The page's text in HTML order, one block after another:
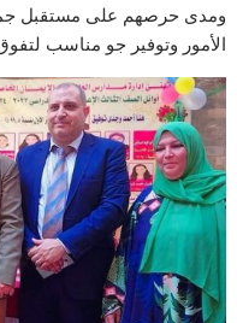
ومدى حرصهم على مستقبل
الأمور وتوفير جو مناسب